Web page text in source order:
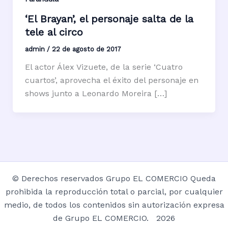
‘El Brayan’, el personaje salta de la
tele al circo
admin / 22 de agosto de 2017
El actor Álex Vizuete, de la serie ‘Cuatro
cuartos’, aprovecha el éxito del personaje en
shows junto a Leonardo Moreira […]
© Derechos reservados Grupo EL COMERCIO Queda
prohibida la reproducción total o parcial, por cualquier
medio, de todos los contenidos sin autorización expresa
de Grupo EL COMERCIO. 2026